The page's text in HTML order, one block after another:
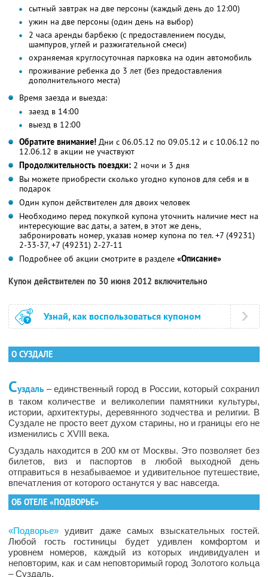
сытный завтрак на две персоны (каждый день до 12:00)
ужин на две персоны (один день на выбор)
2 часа аренды барбекю (с предоставлением посуды,
шампуров, углей и разжигательной смеси)
охраняемая круглосуточная парковка на один автомобиль
проживание ребенка до 3 лет (без предоставления
дополнительного места)
Время заезда и выезда:
заезд в 14:00
выезд в 12:00
Обратите внимание! Дни с 06.05.12 по 09.05.12 и с 10.06.12 по
12.06.12 в акции не участвуют
Продолжительность поездки: 2 ночи и 3 дня
Вы можете приобрести сколько угодно купонов для себя и в
подарок
Один купон действителен для двоих человек
Необходимо перед покупкой купона уточнить наличие мест на
интересующие вас даты, а затем, в этот же день,
забронировать номер, указав номер купона по тел. +7 (49231)
2-33-37, +7 (49231) 2-27-11
Подробнее об акции смотрите в разделе «Описание»
Купон действителен по 30 июня 2012 включительно
Узнай, как воспользоваться купоном
О СУЗДАЛЕ
Суздаль – единственный город в России, который сохранил
в таком количестве и великолепии памятники культуры,
истории, архитектуры, деревянного зодчества и религии. В
Суздале не просто веет духом старины, но и границы его не
изменились с XVIII века.
Суздаль находится в 200 км от Москвы. Это позволяет без
билетов, виз и паспортов в любой выходной день
отправиться в незабываемое и удивительное путешествие,
впечатления от которого останутся у вас навсегда.
ОБ ОТЕЛЕ «ПОДВОРЬЕ»
«Подворье»удивит даже самых взыскательных гостей.
Любой гость гостиницы будет удивлен комфортом и
уровнем номеров, каждый из которых индивидуален и
неповторим, как и сам неповторимый город Золотого кольца
– Суздаль.